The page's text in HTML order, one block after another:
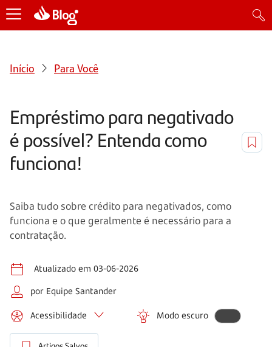
Início Para Você
Empréstimo para negativado
é possível? Entenda como
funciona!
Saiba tudo sobre crédito para negativados, como
funciona e o que geralmente é necessário para a
contratação.
Atualizado em 03-06-2026
por Equipe Santander
Acessibilidade Modo escuro